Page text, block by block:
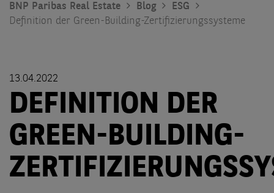
BNP Paribas Real Estate Blog
ESG
Definition der Green-Building-Zertifizierungssysteme
13.04.2022
DEFINITION DER
GREEN-BUILDING-